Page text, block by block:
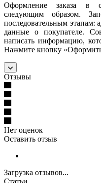
Оформление заказа в
следующим образом.
последовательным этапам:
данные о покупателе.
написать информацию,
Нажмите кнопку «Оформить
Отзывы
Нет оценок
Оставить отзыв
Загрузка отзывов...
Статьи